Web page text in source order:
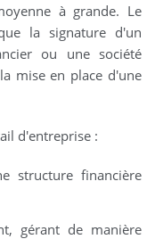
à grande. Le
la signature d'un
ou une société
mise en place d'une
d'entreprise :
structure financière
gérant de manière